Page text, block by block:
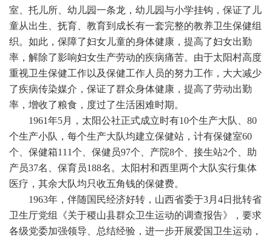
室、托儿所、幼儿园一条龙，幼儿园与小学挂钩，保证了儿
童从出生、抚育、教育到成长有一套完整的教养卫生保健组
织。如此，保障了妇女儿童的身体健康，提高了妇女出勤
率，解除了影响妇女生产劳动的疾病痛苦。由于太阳村高度
重视卫生保健工作以及保健工作人员的努力工作，大大减少
了疾病传染媒介，保证了群众身体健康，提高了劳动出勤
率，增收了粮食，度过了生活困难时期。
1961年5月，太阳公社正式成立时有10个生产大队、80
个生产小队，每个生产大队均建立保健站，计有保健室60
个、保健箱111个、保健员97个、产院8个、接生站2个、助
产员37名、保育员188名。太阳村和西里两个大队实行集体
医疗，其余大队均只收五角钱的保健费。
1963年，伴随国民经济好转，山西省委于3月4日批转省
卫生厅党组《关于稷山县群众卫生运动的调查报告》，要求
各级党委加强领导、总结经验，进一步开展爱国卫生运动，